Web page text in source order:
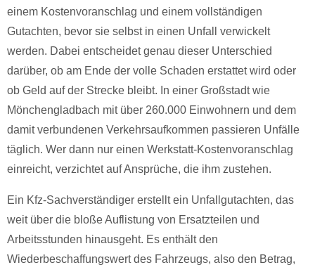
einem Kostenvoranschlag und einem vollständigen
Gutachten, bevor sie selbst in einen Unfall verwickelt
werden. Dabei entscheidet genau dieser Unterschied
darüber, ob am Ende der volle Schaden erstattet wird oder
ob Geld auf der Strecke bleibt. In einer Großstadt wie
Mönchengladbach mit über 260.000 Einwohnern und dem
damit verbundenen Verkehrsaufkommen passieren Unfälle
täglich. Wer dann nur einen Werkstatt-Kostenvoranschlag
einreicht, verzichtet auf Ansprüche, die ihm zustehen.
Ein Kfz-Sachverständiger erstellt ein Unfallgutachten, das
weit über die bloße Auflistung von Ersatzteilen und
Arbeitsstunden hinausgeht. Es enthält den
Wiederbeschaffungswert des Fahrzeugs, also den Betrag,